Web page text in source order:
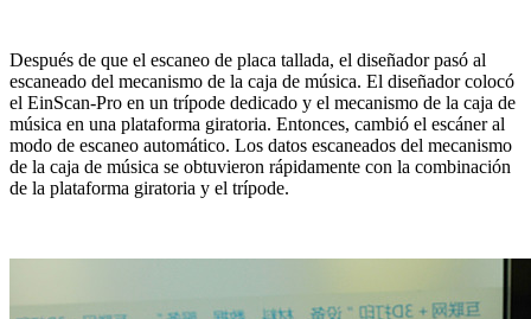
Después de que el escaneo de placa tallada, el diseñador pasó al
escaneado del mecanismo de la caja de música. El diseñador colocó
el EinScan-Pro en un trípode dedicado y el mecanismo de la caja de
música en una plataforma giratoria. Entonces, cambió el escáner al
modo de escaneo automático. Los datos escaneados del mecanismo
de la caja de música se obtuvieron rápidamente con la combinación
de la plataforma giratoria y el trípode.